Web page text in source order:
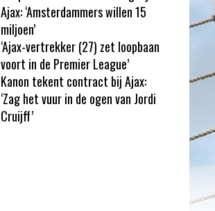
Ajax: ‘Amsterdammers willen 15
miljoen’
‘Ajax-vertrekker (27) zet loopbaan
voort in de Premier League’
Kanon tekent contract bij Ajax:
‘Zag het vuur in de ogen van Jordi
Cruijff’